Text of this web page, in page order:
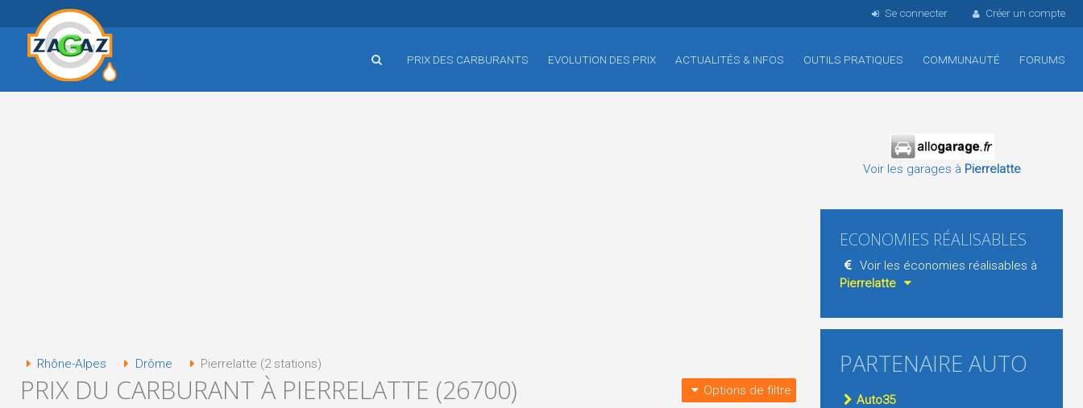
Se connecter Créer un compte
PRIX DES CARBURANTS EVOLUTION DES PRIX ACTUALITÉS & INFOS OUTILS PRATIQUES COMMUNAUTÉ FORUMS
Rhône-Alpes Drôme Pierrelatte (2 stations)
PRIX DU CARBURANT À PIERRELATTE (26700) Options de filtre
Voir les garages à Pierrelatte
ECONOMIES RÉALISABLES
Voir les économies réalisables à
Pierrelatte
PARTENAIRE AUTO
Auto35